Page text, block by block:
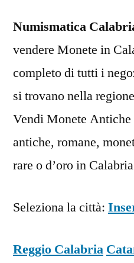
Numismatica
vendere Monete in
completo di tutti i
si trovano nella
Vendi Monete
antiche, romane,
rare o d’oro in
Seleziona la città:
Reggio Calabria